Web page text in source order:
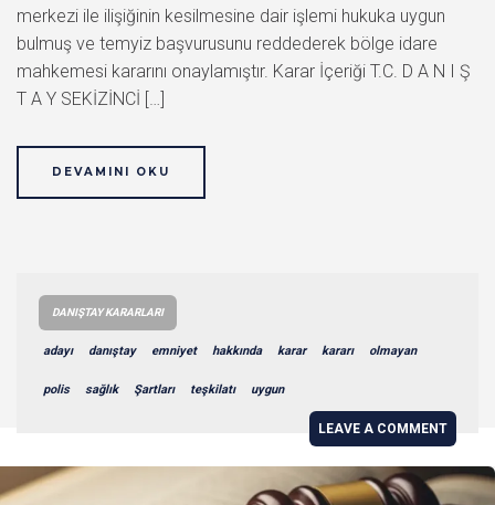
merkezi ile ilişiğinin kesilmesine dair işlemi hukuka uygun
bulmuş ve temyiz başvurusunu reddederek bölge idare
mahkemesi kararını onaylamıştır. Karar İçeriği T.C. D A N I Ş
T A Y SEKİZİNCİ […]
DEVAMINI OKU
DANIŞTAY KARARLARI
adayı danıştay emniyet hakkında karar kararı olmayan
polis sağlık Şartları teşkilatı uygun
LEAVE A COMMENT